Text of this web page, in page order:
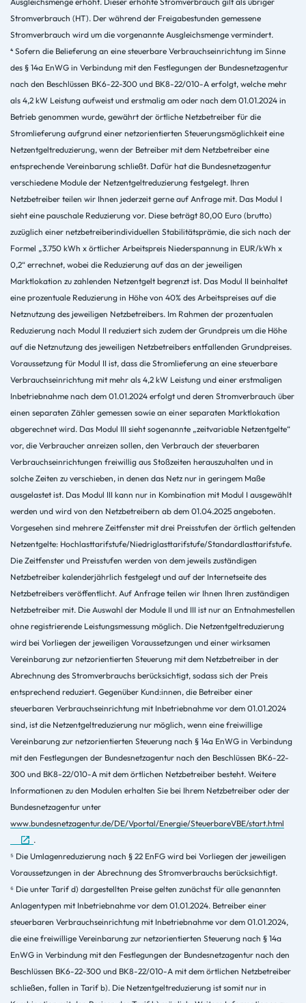
Stromverbrauch (HT). Der während der Freigabestunden gemessene
Stromverbrauch wird um die vorgenannte Ausgleichsmenge vermindert.
⁴ Sofern die Belieferung an eine steuerbare Verbrauchseinrichtung im Sinne
des § 14a EnWG in Verbindung mit den Festlegungen der Bundesnetzagentur
nach den Beschlüssen BK6-22-300 und BK8-22/010-A erfolgt, welche mehr
als 4,2 kW Leistung aufweist und erstmalig am oder nach dem 01.01.2024 in
Betrieb genommen wurde, gewährt der örtliche Netzbetreiber für die
Stromlieferung aufgrund einer netzorientierten Steuerungsmöglichkeit eine
Netzentgeltreduzierung, wenn der Betreiber mit dem Netzbetreiber eine
entsprechende Vereinbarung schließt. Dafür hat die Bundesnetzagentur
verschiedene Module der Netzentgeltreduzierung festgelegt. Ihren
Netzbetreiber teilen wir Ihnen jederzeit gerne auf Anfrage mit. Das Modul I
sieht eine pauschale Reduzierung vor. Diese beträgt 80,00 Euro (brutto)
zuzüglich einer netzbetreiberindividuellen Stabilitätsprämie, die sich nach der
Formel „3.750 kWh x örtlicher Arbeitspreis Niederspannung in EUR/kWh x
0,2“ errechnet, wobei die Reduzierung auf das an der jeweiligen
Marktlokation zu zahlenden Netzentgelt begrenzt ist. Das Modul II beinhaltet
eine prozentuale Reduzierung in Höhe von 40% des Arbeitspreises auf die
Netznutzung des jeweiligen Netzbetreibers. Im Rahmen der prozentualen
Reduzierung nach Modul II reduziert sich zudem der Grundpreis um die Höhe
auf die Netznutzung des jeweiligen Netzbetreibers entfallenden Grundpreises.
Voraussetzung für Modul II ist, dass die Stromlieferung an eine steuerbare
Verbrauchseinrichtung mit mehr als 4,2 kW Leistung und einer erstmaligen
Inbetriebnahme nach dem 01.01.2024 erfolgt und deren Stromverbrauch über
einen separaten Zähler gemessen sowie an einer separaten Marktlokation
abgerechnet wird. Das Modul III sieht sogenannte „zeitvariable Netzentgelte“
vor, die Verbraucher anreizen sollen, den Verbrauch der steuerbaren
Verbrauchseinrichtungen freiwillig aus Stoßzeiten herauszuhalten und in
solche Zeiten zu verschieben, in denen das Netz nur in geringem Maße
ausgelastet ist. Das Modul III kann nur in Kombination mit Modul I ausgewählt
werden und wird von den Netzbetreibern ab dem 01.04.2025 angeboten.
Vorgesehen sind mehrere Zeitfenster mit drei Preisstufen der örtlich geltenden
Netzentgelte: Hochlasttarifstufe/Niedriglasttarifstufe/Standardlasttarifstufe.
Die Zeitfenster und Preisstufen werden von dem jeweils zuständigen
Netzbetreiber kalenderjährlich festgelegt und auf der Internetseite des
Netzbetreibers veröffentlicht. Auf Anfrage teilen wir Ihnen Ihren zuständigen
Netzbetreiber mit. Die Auswahl der Module II und III ist nur an Entnahmestellen
ohne registrierende Leistungsmessung möglich. Die Netzentgeltreduzierung
wird bei Vorliegen der jeweiligen Voraussetzungen und einer wirksamen
Vereinbarung zur netzorientierten Steuerung mit dem Netzbetreiber in der
Abrechnung des Stromverbrauchs berücksichtigt, sodass sich der Preis
entsprechend reduziert. Gegenüber Kund:innen, die Betreiber einer
steuerbaren Verbrauchseinrichtung mit Inbetriebnahme vor dem 01.01.2024
sind, ist die Netzentgeltreduzierung nur möglich, wenn eine freiwillige
Vereinbarung zur netzorientierten Steuerung nach § 14a EnWG in Verbindung
mit den Festlegungen der Bundesnetzagentur nach den Beschlüssen BK6-22-
300 und BK8-22/010-A mit dem örtlichen Netzbetreiber besteht. Weitere
Informationen zu den Modulen erhalten Sie bei Ihrem Netzbetreiber oder der
Bundesnetzagentur unter
www.bundesnetzagentur.de/DE/Vportal/Energie/SteuerbareVBE/start.html
.
⁵ Die Umlagenreduzierung nach § 22 EnFG wird bei Vorliegen der jeweiligen
Voraussetzungen in der Abrechnung des Stromverbrauchs berücksichtigt.
⁶ Die unter Tarif d) dargestellten Preise gelten zunächst für alle genannten
Anlagentypen mit Inbetriebnahme vor dem 01.01.2024. Betreiber einer
steuerbaren Verbrauchseinrichtung mit Inbetriebnahme vor dem 01.01.2024,
die eine freiwillige Vereinbarung zur netzorientierten Steuerung nach § 14a
EnWG in Verbindung mit den Festlegungen der Bundesnetzagentur nach den
Beschlüssen BK6-22-300 und BK8-22/010-A mit dem örtlichen Netzbetreiber
schließen, fallen in Tarif b). Die Netzentgeltreduzierung ist somit nur in